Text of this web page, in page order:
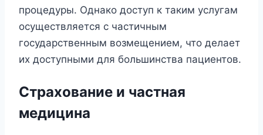
процедуры. Однако доступ к таким услугам
осуществляется с частичным
государственным возмещением, что делает
их доступными для большинства пациентов.
Страхование и частная
медицина